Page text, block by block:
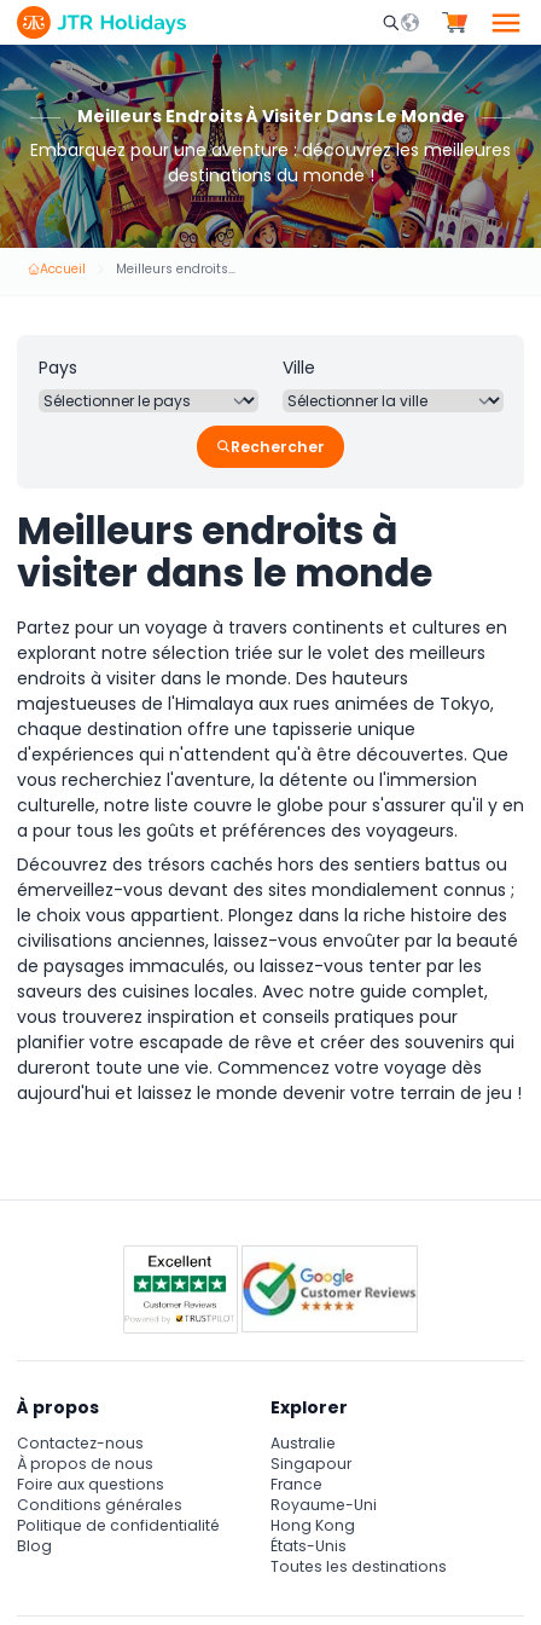
Mobile Search
Meilleurs Endroits À Visiter Dans Le Monde
Embarquez pour une aventure : découvrez les meilleures
destinations du monde !
Accueil Meilleurs endroits à visiter dans le monde
Pays Ville
Rechercher
Meilleurs endroits à
visiter dans le monde
Partez pour un voyage à travers continents et cultures en
explorant notre sélection triée sur le volet des meilleurs
endroits à visiter dans le monde. Des hauteurs
majestueuses de l'Himalaya aux rues animées de Tokyo,
chaque destination offre une tapisserie unique
d'expériences qui n'attendent qu'à être découvertes. Que
vous recherchiez l'aventure, la détente ou l'immersion
culturelle, notre liste couvre le globe pour s'assurer qu'il y en
a pour tous les goûts et préférences des voyageurs.
Découvrez des trésors cachés hors des sentiers battus ou
émerveillez-vous devant des sites mondialement connus ;
le choix vous appartient. Plongez dans la riche histoire des
civilisations anciennes, laissez-vous envoûter par la beauté
de paysages immaculés, ou laissez-vous tenter par les
saveurs des cuisines locales. Avec notre guide complet,
vous trouverez inspiration et conseils pratiques pour
planifier votre escapade de rêve et créer des souvenirs qui
dureront toute une vie. Commencez votre voyage dès
aujourd'hui et laissez le monde devenir votre terrain de jeu !
À propos
Contactez-nous
À propos de nous
Foire aux questions
Conditions générales
Politique de confidentialité
Blog
Explorer
Australie
Singapour
France
Royaume-Uni
Hong Kong
États-Unis
Toutes les destinations